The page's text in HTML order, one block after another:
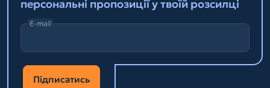
персональні пропозиції у твоїй розсилці
E-mail
Підписатись